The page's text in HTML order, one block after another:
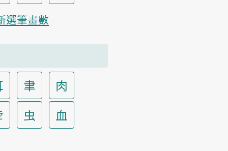
選筆畫數
聿
肉
虫
血